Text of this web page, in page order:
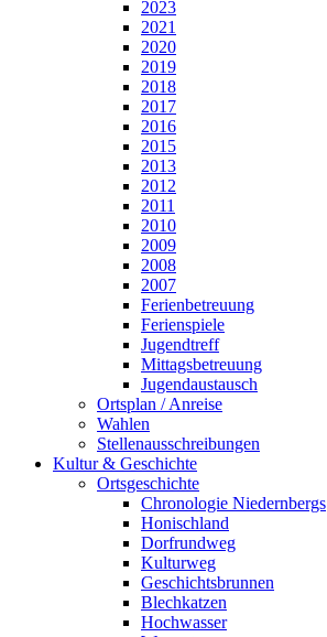
2023
2021
2020
2019
2018
2017
2016
2015
2013
2012
2011
2010
2009
2008
2007
Ferienbetreuung
Ferienspiele
Jugendtreff
Mittagsbetreuung
Jugendaustausch
Ortsplan / Anreise
Wahlen
Stellenausschreibungen
Kultur & Geschichte
Ortsgeschichte
Chronologie Niedernbergs
Honischland
Dorfrundweg
Kulturweg
Geschichtsbrunnen
Blechkatzen
Hochwasser